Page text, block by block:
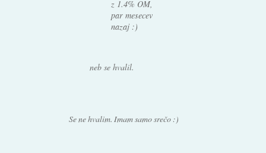
z 1.4% OM,
par mesecev
nazaj :)
neb se hvalil.
Se ne hvalim. Imam samo srečo :)